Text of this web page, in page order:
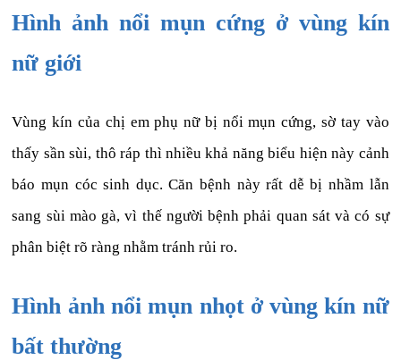
Hình ảnh nổi mụn cứng ở vùng kín
nữ giới
Vùng kín của chị em phụ nữ bị nổi mụn cứng, sờ tay vào
thấy sần sùi, thô ráp thì nhiều khả năng biểu hiện này cảnh
báo mụn cóc sinh dục. Căn bệnh này rất dễ bị nhầm lẫn
sang sùi mào gà, vì thế người bệnh phải quan sát và có sự
phân biệt rõ ràng nhằm tránh rủi ro.
Hình ảnh nổi mụn nhọt ở vùng kín nữ
bất thường